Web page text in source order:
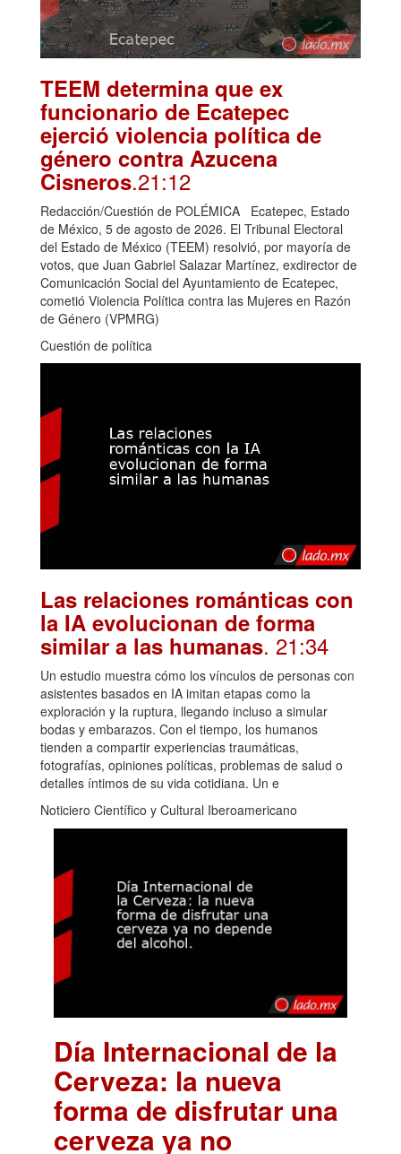
TEEM determina que ex
funcionario de Ecatepec
ejerció violencia política de
género contra Azucena
Cisneros.21:12
Redacción/Cuestión de POLÉMICA Ecatepec, Estado
de México, 5 de agosto de 2026. El Tribunal Electoral
del Estado de México (TEEM) resolvió, por mayoría de
votos, que Juan Gabriel Salazar Martínez, exdirector de
Comunicación Social del Ayuntamiento de Ecatepec,
cometió Violencia Política contra las Mujeres en Razón
de Género (VPMRG)
Cuestión de política
Las relaciones románticas con
la IA evolucionan de forma
similar a las humanas. 21:34
Un estudio muestra cómo los vínculos de personas con
asistentes basados en IA imitan etapas como la
exploración y la ruptura, llegando incluso a simular
bodas y embarazos. Con el tiempo, los humanos
tienden a compartir experiencias traumáticas,
fotografías, opiniones políticas, problemas de salud o
detalles íntimos de su vida cotidiana. Un e
Noticiero Científico y Cultural Iberoamericano
Día Internacional de la
Cerveza: la nueva
forma de disfrutar una
cerveza ya no